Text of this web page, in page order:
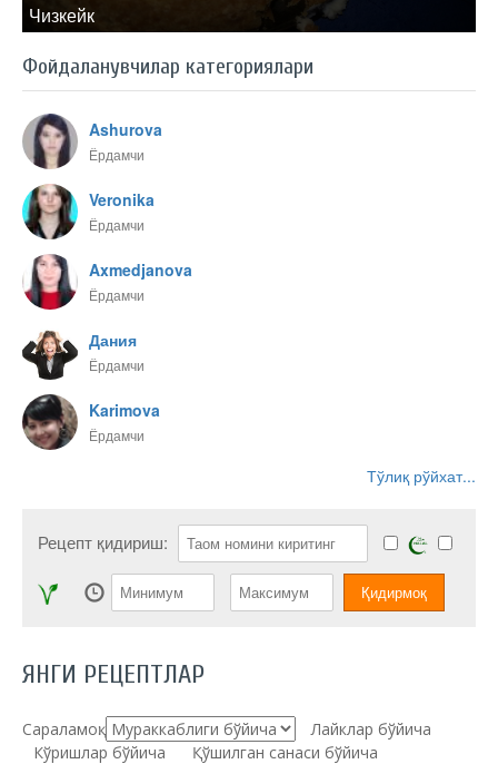
Чизкейк
Фойдаланувчилар категориялари
Ashurova
Ёрдамчи
Veronika
Ёрдамчи
Axmedjanova
Ёрдамчи
Дания
Ёрдамчи
Karimova
Ёрдамчи
Тўлиқ рўйхат...
Рецепт қидириш:
ЯНГИ РЕЦЕПТЛАР
Сараламоқ:
Лайклар бўйича
Кўришлар бўйича
Қўшилган санаси бўйича